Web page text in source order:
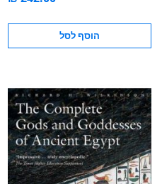
הוסף לסל